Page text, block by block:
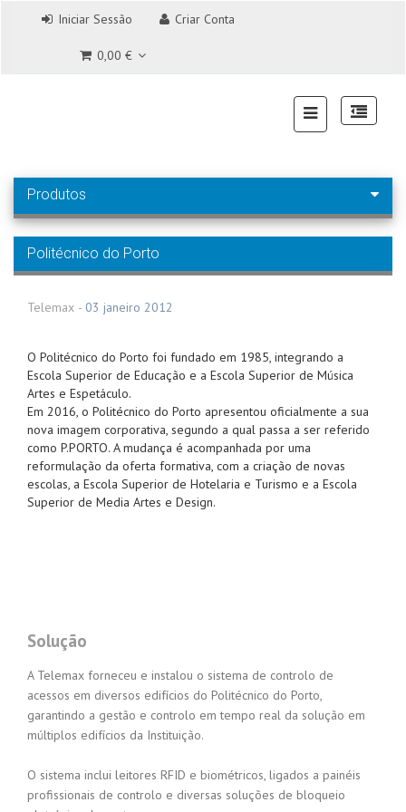
Iniciar Sessão Criar Conta
0,00 €
Produtos
Politécnico do Porto
Telemax - 03 janeiro 2012
O Politécnico do Porto foi fundado em 1985, integrando a
Escola Superior de Educação e a Escola Superior de Música
Artes e Espetáculo.
Em 2016, o Politécnico do Porto apresentou oficialmente a sua
nova imagem corporativa, segundo a qual passa a ser referido
como P.PORTO. A mudança é acompanhada por uma
reformulação da oferta formativa, com a criação de novas
escolas, a Escola Superior de Hotelaria e Turismo e a Escola
Superior de Media Artes e Design.
Solução
A Telemax forneceu e instalou o sistema de controlo de
acessos em diversos edifícios do Politécnico do Porto,
garantindo a gestão e controlo em tempo real da solução em
múltiplos edifícios da Instituição.
O sistema inclui leitores RFID e biométricos, ligados a painéis
profissionais de controlo e diversas soluções de bloqueio